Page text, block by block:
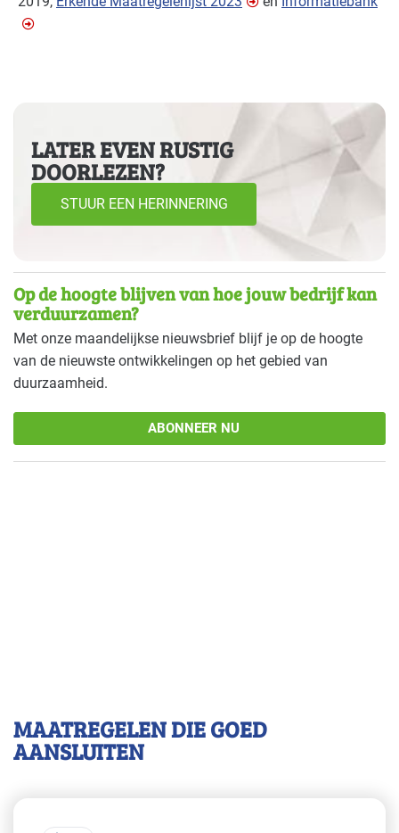
LATER EVEN RUSTIG
DOORLEZEN?
STUUR EEN HERINNERING
Op de hoogte blijven van hoe jouw bedrijf kan
verduurzamen?
Met onze maandelijkse nieuwsbrief blijf je op de hoogte
van de nieuwste ontwikkelingen op het gebied van
duurzaamheid.
ABONNEER NU
MAATREGELEN DIE GOED
AANSLUITEN